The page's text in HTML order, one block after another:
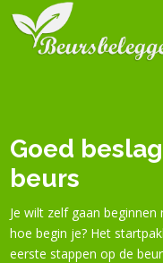
Goed
beurs
Je wilt zelf gaan
hoe begin je? Het
eerste stappen op de